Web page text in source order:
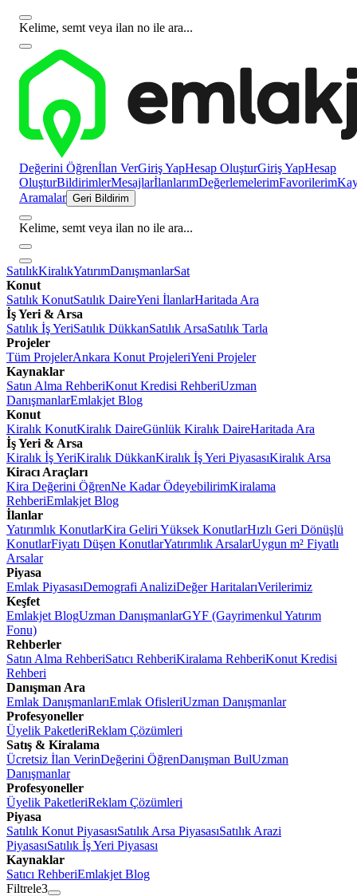
Kelime, semt veya ilan no ile ara...
Değerini Öğrenİlan VerGiriş YapHesap OluşturGiriş YapHesap
OluşturBildirimlerMesajlarİlanlarımDeğerlemelerimFavorilerim
Aramalar Geri Bildirim
Kelime, semt veya ilan no ile ara...
SatılıkKiralıkYatırımDanışmanlarSat
Konut
Satılık KonutSatılık DaireYeni İlanlarHaritada Ara
İş Yeri & Arsa
Satılık İş YeriSatılık DükkanSatılık ArsaSatılık Tarla
Projeler
Tüm ProjelerAnkara Konut ProjeleriYeni Projeler
Kaynaklar
Satın Alma RehberiKonut Kredisi RehberiUzman
DanışmanlarEmlakjet Blog
Konut
Kiralık KonutKiralık DaireGünlük Kiralık DaireHaritada Ara
İş Yeri & Arsa
Kiralık İş YeriKiralık DükkanKiralık İş Yeri PiyasasıKiralık Arsa
Kiracı Araçları
Kira Değerini ÖğrenNe Kadar ÖdeyebilirimKiralama
RehberiEmlakjet Blog
İlanlar
Yatırımlık KonutlarKira Geliri Yüksek KonutlarHızlı Geri Dönüşlü
KonutlarFiyatı Düşen KonutlarYatırımlık ArsalarUygun m² Fiyatlı
Arsalar
Piyasa
Emlak PiyasasıDemografi AnaliziDeğer HaritalarıVerilerimiz
Keşfet
Emlakjet BlogUzman DanışmanlarGYF (Gayrimenkul Yatırım
Fonu)
Rehberler
Satın Alma RehberiSatıcı RehberiKiralama RehberiKonut Kredisi
Rehberi
Danışman Ara
Emlak DanışmanlarıEmlak OfisleriUzman Danışmanlar
Profesyoneller
Üyelik PaketleriReklam Çözümleri
Satış & Kiralama
Ücretsiz İlan VerinDeğerini ÖğrenDanışman BulUzman
Danışmanlar
Profesyoneller
Üyelik PaketleriReklam Çözümleri
Piyasa
Satılık Konut PiyasasıSatılık Arsa PiyasasıSatılık Arazi
PiyasasıSatılık İş Yeri Piyasası
Kaynaklar
Satıcı RehberiEmlakjet Blog
Filtrele3